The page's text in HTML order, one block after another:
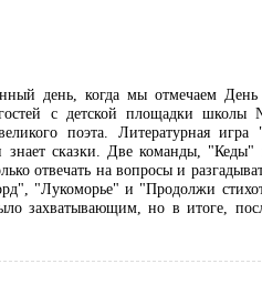
день, когда мы отмечаем
с детской площадки школы
поэта. Литературная
сказки. Две команды,
отвечать на вопросы и
"Лукоморье" и "Продолжи
захватывающим, но в итоге,